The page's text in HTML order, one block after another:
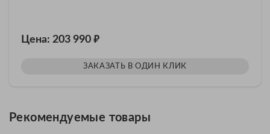
Цена: 203 990 ₽
ЗАКАЗАТЬ В ОДИН КЛИК
Рекомендуемые товары